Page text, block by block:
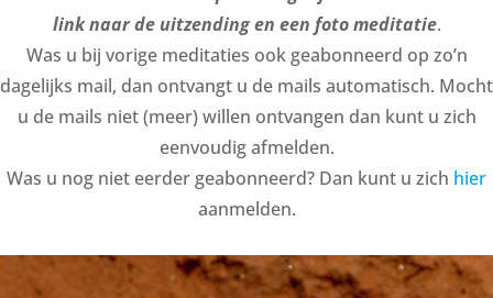
link naar de uitzending en een foto meditatie.
Was u bij vorige meditaties ook geabonneerd op zo’n
dagelijks mail, dan ontvangt u de mails automatisch. Mocht
u de mails niet (meer) willen ontvangen dan kunt u zich
eenvoudig afmelden.
Was u nog niet eerder geabonneerd? Dan kunt u zich hier
aanmelden.